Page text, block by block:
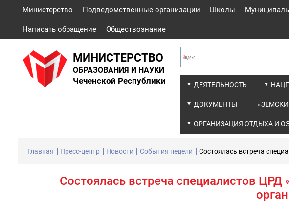
Министерство Подведомственные организации Школы
Написать обращение Обществознание
МИНИСТЕРСТВО
ОБРАЗОВАНИЯ И НАУКИ
Чеченской Республики ДЕЯТЕЛЬНОСТЬ
ДОКУМЕНТЫ
ОРГАНИЗАЦИЯ ОТДЫХА И
Главная Пресс-центр Новости События недели Состоялась встреча
Состоялась встреча специалистов